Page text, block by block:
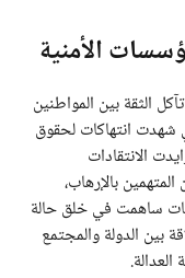
الأمنية
الثقة بين المواطنين
شهدت انتهاكات لحقوق
الانتقادات
بالإرهاب،
ساهمت في خلق حالة
الدولة والمجتمع